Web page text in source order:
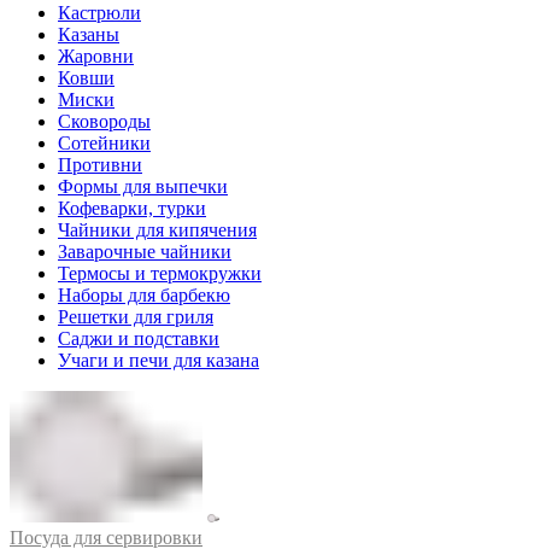
Кастрюли
Казаны
Жаровни
Ковши
Миски
Сковороды
Сотейники
Противни
Формы для выпечки
Кофеварки, турки
Чайники для кипячения
Заварочные чайники
Термосы и термокружки
Наборы для барбекю
Решетки для гриля
Саджи и подставки
Учаги и печи для казана
Посуда для сервировки